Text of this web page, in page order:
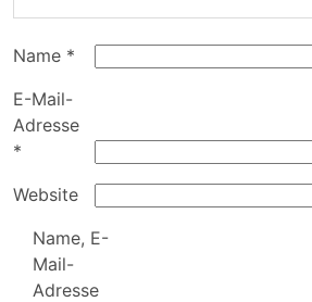
Name *
E-Mail-
Adresse
*
Website
Name, E-
Mail-
Adresse